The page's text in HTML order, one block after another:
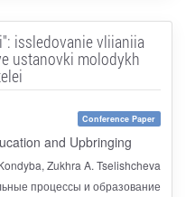
issledovanie vliianiia
ustanovki molodykh
Conference Paper
and Upbringing
Zukhra A. Tselishcheva
процессы и образование